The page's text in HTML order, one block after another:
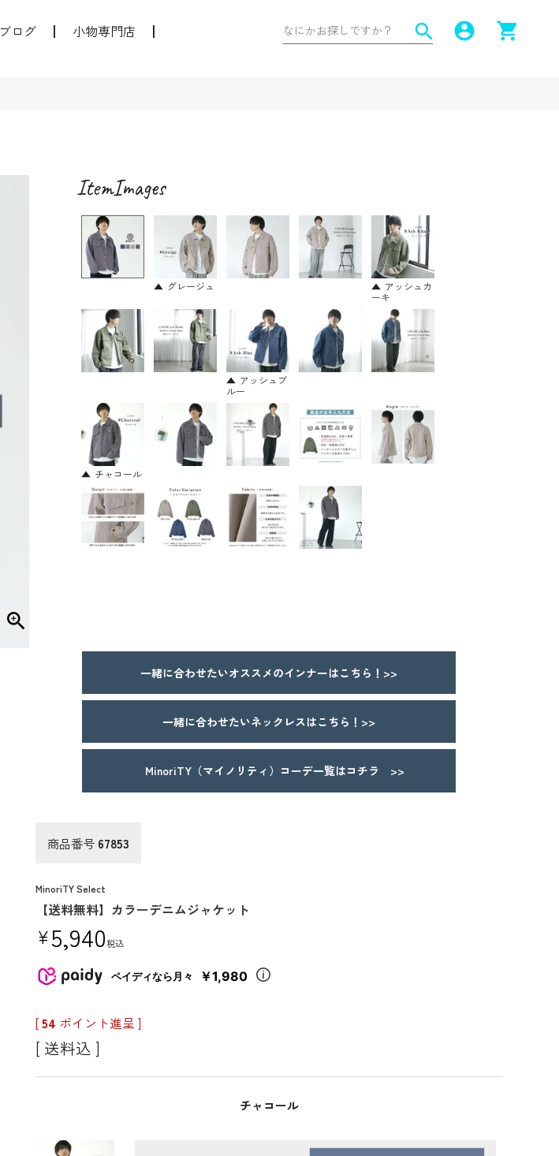
ブログ 小物専門店 search account_circle shopping_cart
グレージュ
アッシュカ
ーキ
アッシュブ
ルー
チャコール
一緒に合わせたいオススメのインナーはこちら！>>
一緒に合わせたいネックレスはこちら！>>
MinoriTY（マイノリティ）コーデ一覧はコチラ >>
商品番号 67853
MinoriTY Select
【送料無料】カラーデニムジャケット
¥5,940税込
ペイディなら月々 ￥1,980
[54 ポイント進呈 ]
送料込
チャコール